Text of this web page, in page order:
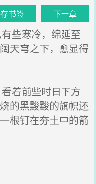
存书签 下一章
些寒冷，绵延至
天穹之下，愈显得
着前些时日下方
的黑黢黢的旗帜还
根钉在夯土中的箭